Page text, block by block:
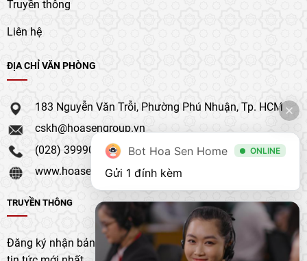
Truyền thông
Liên hệ
ĐỊA CHỈ VĂN PHÒNG
183 Nguyễn Văn Trỗi, Phường Phú Nhuận, Tp. HCM
cskh@hoasengroup.vn
(028) 39990 111
www.hoasengroup.vn
TRUYỀN THÔNG
Đăng ký nhận bản tin của chúng tôi để nhận bản cập nhật &
Bot Hoa Sen Home ONLINE
Gửi 1 đính kèm